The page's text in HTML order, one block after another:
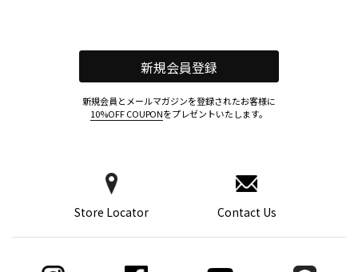
Store Locator Contact Us
新規会員登録
新規会員とメールマガジンを登録されたお客様に
10%OFF COUPONをプレゼントいたします。